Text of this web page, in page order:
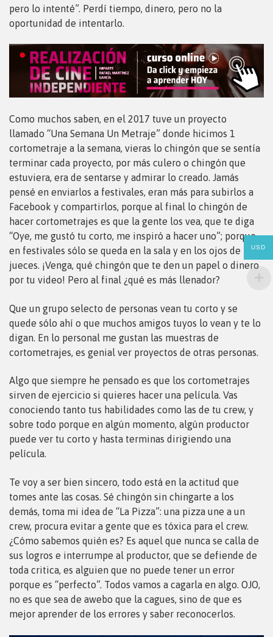
pero lo intenté”. Perdí tiempo, dinero, pero no la
oportunidad de intentarlo.
Como muchos saben, en el 2017 tuve un proyecto
llamado “Una Semana Un Metraje” donde hicimos 1
cortometraje a la semana, vieras lo chingón que se sentía
terminar cada proyecto, por más culero o chingón que
estuviera, era de sentarse y admirar lo creado. Jamás
pensé en enviarlos a festivales, eran más para subirlos a
Facebook y compartirlos, porque al final lo chingón de
hacer cortometrajes es que la gente los vea, que te diga
“Oye, me gustó tu corto, me inspiró a hacer uno”; porque
en festivales sólo se queda en la sala y en los ojos de los
jueces. ¡Venga, qué chingón que te den un papel o dinero
por tu video! Pero al final ¿qué es más llenador?
Que un grupo selecto de personas vean tu corto y se
quede sólo ahí o que muchos amigos tuyos lo vean y te lo
digan. En lo personal me gustan las muestras de
cortometrajes, es genial ver proyectos de otras personas.
Algo que siempre he pensado es que los cortometrajes
sirven de ejercicio si quieres hacer una película. Vas
conociendo tanto tus habilidades como las de tu crew, y
sobre todo porque en algún momento, algún productor
puede ver tu corto y hasta terminas dirigiendo una
película.
Te voy a ser bien sincero, todo está en la actitud que
tomes ante las cosas. Sé chingón sin chingarte a los
demás, toma mi idea de “La Pizza”: una pizza une a un
crew, procura evitar a gente que es tóxica para el crew.
¿Cómo sabemos quién es? Es aquel que nunca se calla de
sus logros e interrumpe al productor, que se defiende de
toda critica, es alguien que no puede tener un error
porque es “perfecto”. Todos vamos a cagarla en algo. OJO,
no es que sea de awebo que la cagues, sino de que es
mejor aprender de los errores y saber reconocerlos.
USD